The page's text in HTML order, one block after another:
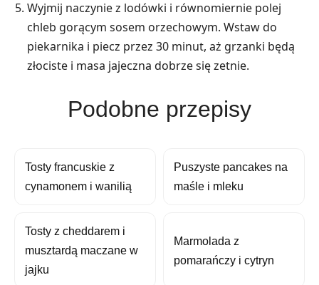
Wyjmij naczynie z lodówki i równomiernie polej
chleb gorącym sosem orzechowym. Wstaw do
piekarnika i piecz przez 30 minut, aż grzanki będą
złociste i masa jajeczna dobrze się zetnie.
Podobne przepisy
Tosty francuskie z
cynamonem i wanilią
Puszyste pancakes na
maśle i mleku
Tosty z cheddarem i
musztardą maczane w
jajku
Marmolada z
pomarańczy i cytryn